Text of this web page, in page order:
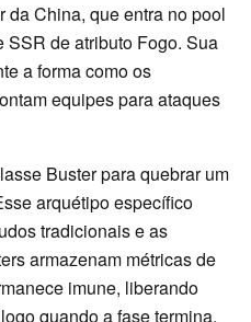
da China, que entra no pool
de atributo Fogo. Sua
a forma como os
equipes para ataques
Buster para quebrar um
arquétipo específico
tradicionais e as
armazenam métricas de
imune, liberando
quando a fase termina.